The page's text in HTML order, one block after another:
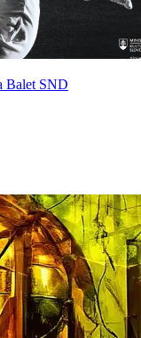
Balet SND